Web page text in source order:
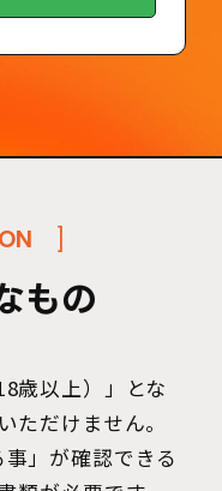
もの
歳以上）」とな
ただけません。
」が確認できる